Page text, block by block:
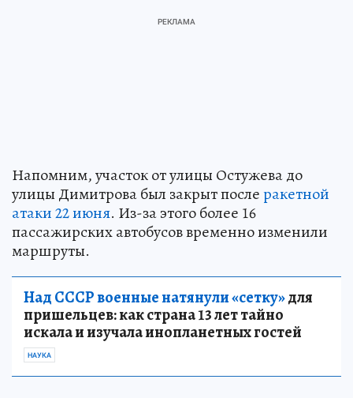
Напомним, участок от улицы Остужева до
улицы Димитрова был закрыт послеракетной
атаки 22 июня. Из-за этого более 16
пассажирских автобусов временно изменили
маршруты.
Над СССР военные натянули «сетку»для
пришельцев: как страна 13 лет тайно
искала и изучала инопланетных гостей
НАУКА